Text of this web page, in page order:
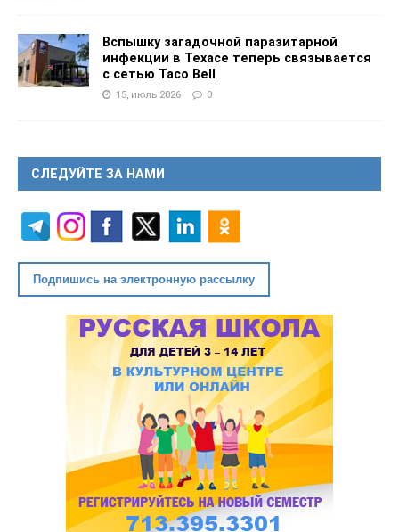
Вспышку загадочной паразитарной
инфекции в Техасе теперь связывается
с сетью Taco Bell
15, июль 2026 0
СЛЕДУЙТЕ ЗА НАМИ
Подпишись на электронную рассылку